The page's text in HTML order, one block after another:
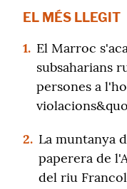
EL MÉS LLEGIT
1. El Marroc
subsaharians
persones a
2. La muntanya
paperera de
del riu